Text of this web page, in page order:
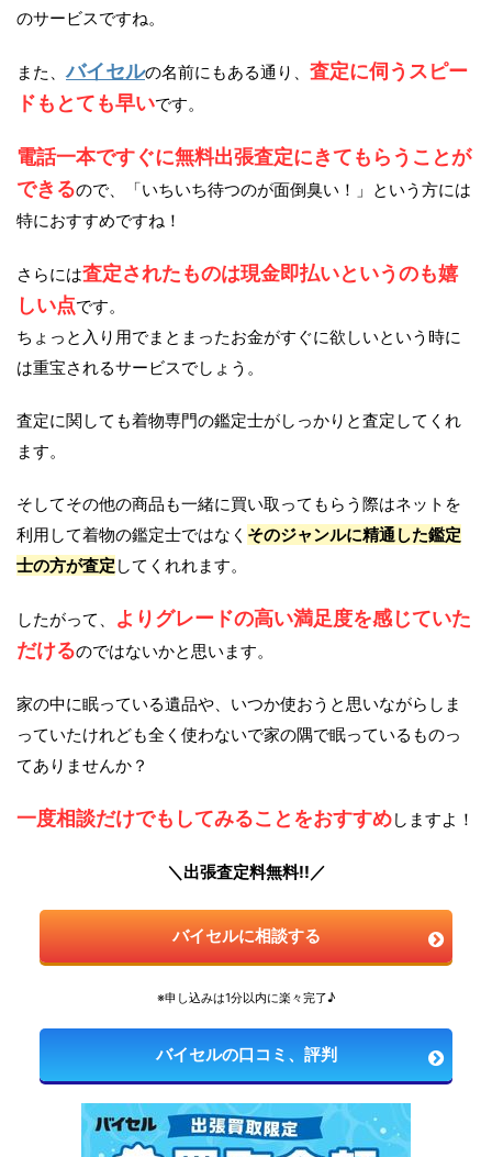
のサービスですね。
また、バイセルの名前にもある通り、 査定に伺うスピー
ドもとても早いです。
電話一本ですぐに無料出張査定にきてもらうことが
できるので、「いちいち待つのが面倒臭い！」という方には
特におすすめですね！
さらには査定されたものは現金即払いというのも嬉
しい点です。
ちょっと入り用でまとまったお金がすぐに欲しいという時に
は重宝されるサービスでしょう。
査定に関しても着物専門の鑑定士がしっかりと査定してくれ
ます。
そしてその他の商品も一緒に買い取ってもらう際はネットを
利用して着物の鑑定士ではなく そのジャンルに精通した鑑定
士の方が査定 してくれれます。
したがって、
よりグレードの高い満足度を感じていた
だけるのではないかと思います。
家の中に眠っている遺品や、いつか使おうと思いながらしま
っていたけれども全く使わないで家の隅で眠っているものっ
てありませんか？
一度相談だけでもしてみることをおすすめしますよ！
＼出張査定料無料!!／
バイセルに相談する
※申し込みは1分以内に楽々完了♪
バイセルの口コミ、評判